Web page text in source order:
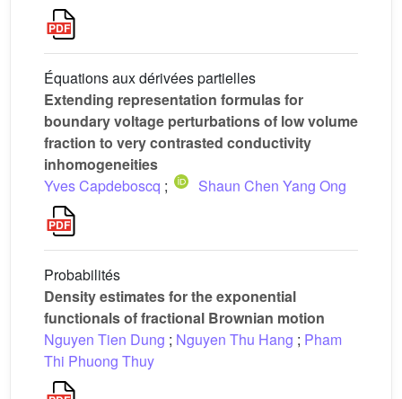
Équations aux dérivées partielles
Extending representation formulas for
boundary voltage perturbations of low volume
fraction to very contrasted conductivity
inhomogeneities
Yves Capdeboscq ; Shaun Chen Yang Ong
Probabilités
Density estimates for the exponential
functionals of fractional Brownian motion
Nguyen Tien Dung ; Nguyen Thu Hang ; Pham
Thi Phuong Thuy